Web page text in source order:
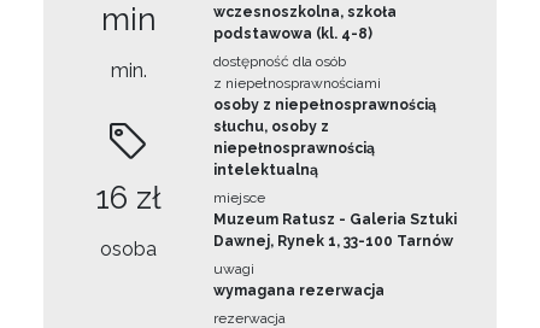
min
min.
16 zł
osoba
wczesnoszkolna, szkoła
podstawowa (kl. 4-8)
dostępność dla osób
z niepełnosprawnościami
osoby z niepełnosprawnością
słuchu, osoby z
niepełnosprawnością
intelektualną
miejsce
Muzeum Ratusz - Galeria Sztuki
Dawnej, Rynek 1, 33-100 Tarnów
uwagi
wymagana rezerwacja
rezerwacja